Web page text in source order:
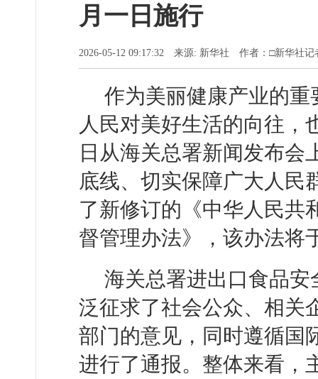
月一日施行
2026-05-12 09:17:32 来源: 新华社 作者：□新华社记
作为美丽健康产业的
人民对美好生活的向往，
日从海关总署新闻发布会
底线、切实保障广大人民
了新修订的《中华人民共
督管理办法》，该办法将
海关总署进出口食品
泛征求了社会公众、相关
部门的意见，同时遵循国
进行了通报。整体来看，